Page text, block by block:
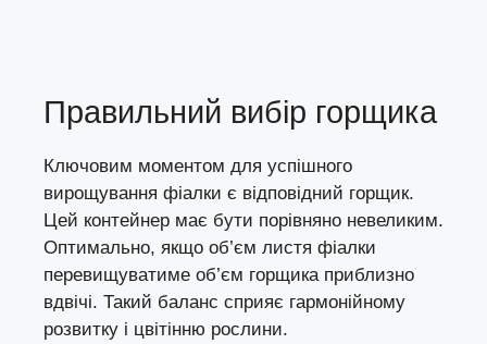
Правильний вибір горщика
Ключовим моментом для успішного
вирощування фіалки є відповідний горщик.
Цей контейнер має бути порівняно невеликим.
Оптимально, якщо об’єм листя фіалки
перевищуватиме об’єм горщика приблизно
вдвічі. Такий баланс сприяє гармонійному
розвитку і цвітінню рослини.